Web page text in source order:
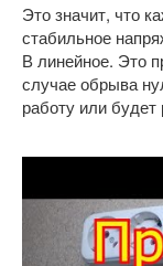
Это значит, что
стабильное
В линейное. Это
случае обрыва
работу или будет